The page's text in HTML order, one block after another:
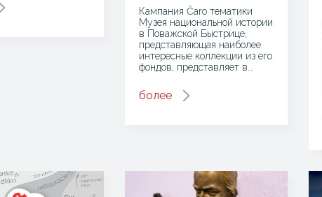
Кампания Čaro тематики
Музея национальной истории
в Поважской Быстрице,
представляющая наиболее
интересные коллекции из его
фондов, представляет в…
более